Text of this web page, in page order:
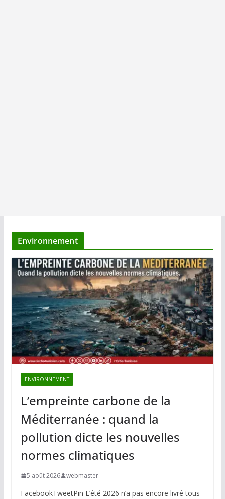
Environnement
ENVIRONNEMENT
L’empreinte carbone de la
Méditerranée : quand la
pollution dicte les nouvelles
normes climatiques
5 août 2026 webmaster
FacebookTweetPin L’été 2026 n’a pas encore livré tous